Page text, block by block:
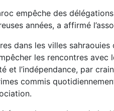
empêche des
années, a affirmé
dans les villes
les rencontres avec
et l’indépendance, par
commis